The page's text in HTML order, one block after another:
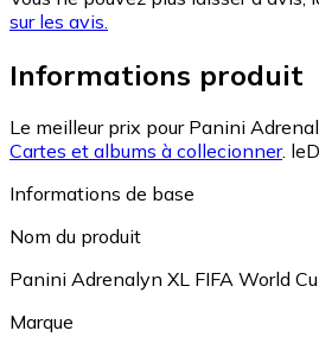
sur les avis.
Informations produit
Le meilleur prix pour Panini
Cartes et albums à collecionner.
Informations de base
Nom du produit
Panini Adrenalyn XL FIFA World
Marque